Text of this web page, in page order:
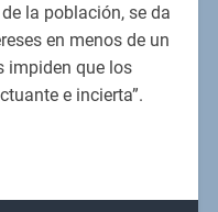
la población, se da
en menos de un
impiden que los
e incierta”.